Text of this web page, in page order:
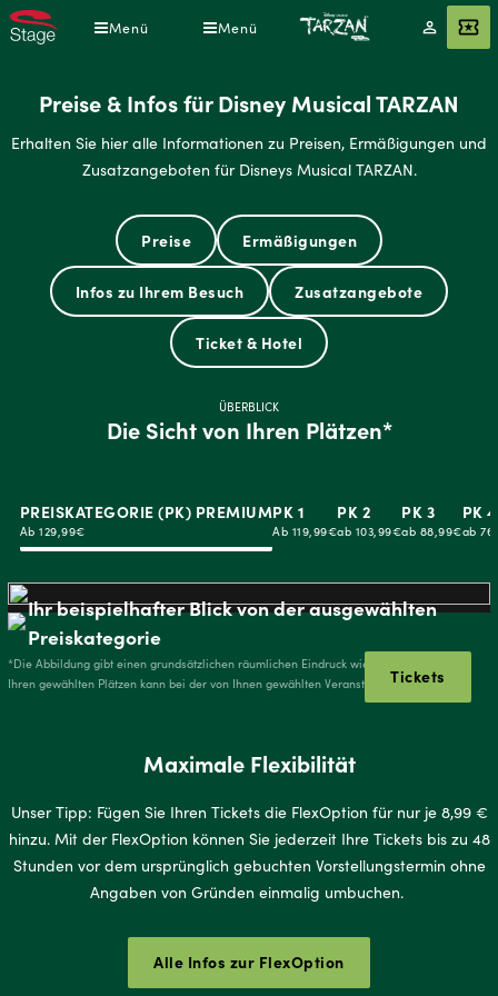
Direkt
zum
Menü Menü
Mein
Konto
Angebot
Preise & Infos für Disney Musical TARZAN
Erhalten Sie hier alle Informationen zu Preisen, Ermäßigungen und
Zusatzangeboten für Disneys Musical TARZAN.
Preise Ermäßigungen
Infos zu Ihrem Besuch Zusatzangebote
Ticket & Hotel
ÜBERBLICK
Die Sicht von Ihren Plätzen*
PREISKATEGORIE (PK) PREMIUM
Ab 129,99€
PK 1
Ab 119,99€
PK 2
ab 103,99€
PK 3
ab 88,99€
PK 4
ab
Ihr beispielhafter Blick von der ausgewählten
Preiskategorie
Tickets
*Die Abbildung gibt einen grundsätzlichen räumlichen Eindruck wieder. Die Sicht von
Ihren gewählten Plätzen kann bei der von Ihnen gewählten Veranstaltung abweichen.
Maximale Flexibilität
Unser Tipp: Fügen Sie Ihren Tickets die FlexOption für nur je 8,99 €
hinzu. Mit der FlexOption können Sie jederzeit Ihre Tickets bis zu 48
Stunden vor dem ursprünglich gebuchten Vorstellungstermin ohne
Angaben von Gründen einmalig umbuchen.
Alle Infos zur FlexOption